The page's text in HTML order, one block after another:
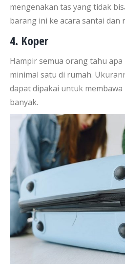
mengenakan tas yang tidak
barang ini ke acara santai dan
4. Koper
Hampir semua orang tahu
minimal satu di rumah.
dapat dipakai untuk
banyak.